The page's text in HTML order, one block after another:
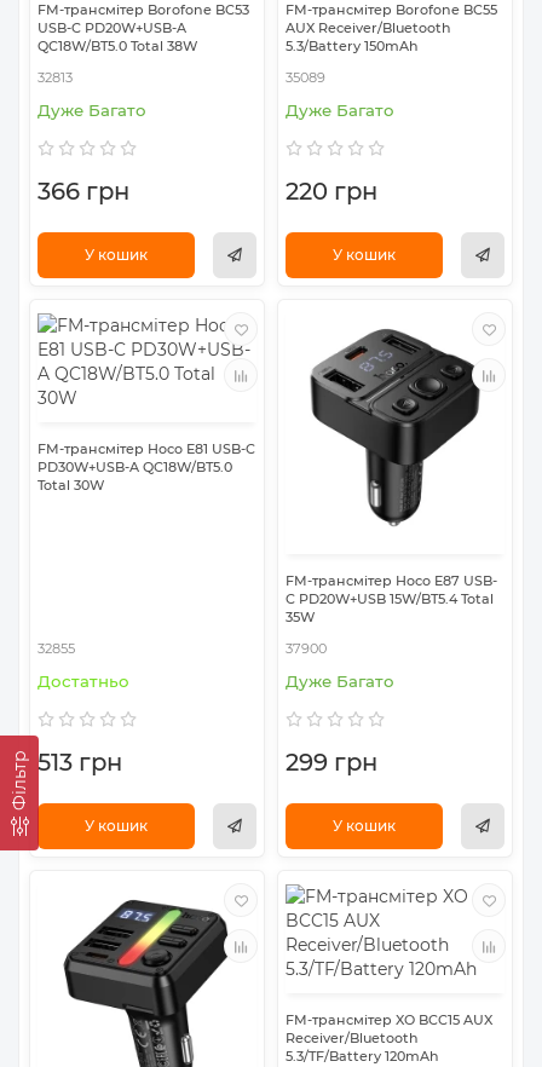
Фільтр
FM-трансмітер Borofone BC53
USB-C PD20W+USB-A
QC18W/BT5.0 Total 38W
32813
Дуже Багато
366 грн
У кошик
FM-трансмітер Borofone BC55
AUX Receiver/Bluetooth
5.3/Battery 150mAh
35089
Дуже Багато
220 грн
У кошик
FM-трансмітер Hoco E81 USB-C
PD30W+USB-A QC18W/BT5.0
Total 30W
32855
Достатньо
513 грн
У кошик
FM-трансмітер Hoco E87 USB-
C PD20W+USB 15W/BT5.4 Total
35W
37900
Дуже Багато
299 грн
У кошик
FM-трансмітер XO BCC15 AUX
Receiver/Bluetooth
5.3/TF/Battery 120mAh